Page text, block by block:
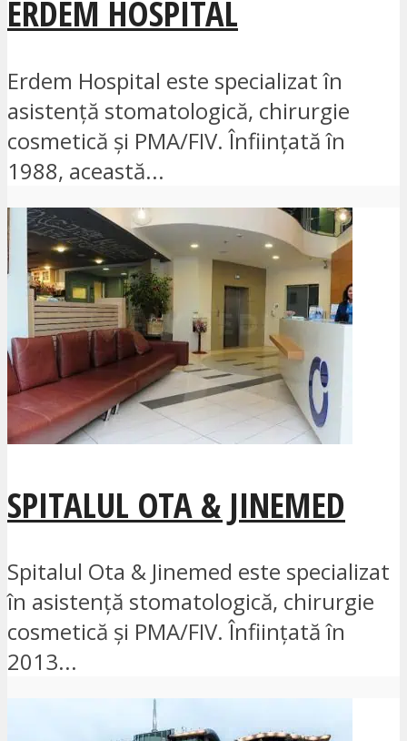
ERDEM HOSPITAL
Erdem Hospital este specializat în
asistență stomatologică, chirurgie
cosmetică și PMA/FIV. Înființată în
1988, această...
SPITALUL OTA & JINEMED
Spitalul Ota & Jinemed este specializat
în asistență stomatologică, chirurgie
cosmetică și PMA/FIV. Înființată în
2013...